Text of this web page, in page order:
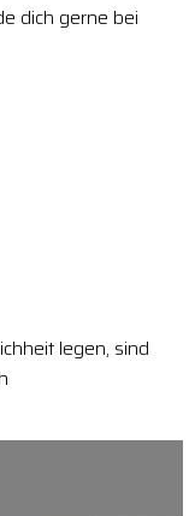
dich gerne bei
legen, sind